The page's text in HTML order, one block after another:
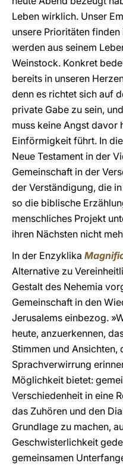
Leben wirklich. Unser
unsere Prioritäten
werden aus seinem
Weinstock. Konkret
bereits in unseren
denn es richtet sich auf
private Gabe zu sein,
muss keine Angst davor
Einförmigkeit führt. In
Neue Testament in der
Gemeinschaft in der
der Verständigung, die
so die biblische
menschliches Projekt
ihren Nächsten nicht
In der Enzyklika
Alternative zu
Gestalt des Nehemia
Gemeinschaft in den
Jerusalems einbezog.
heute, anzuerkennen,
Stimmen und Ansichten,
Sprachverwirrung
Möglichkeit bietet:
Verschiedenheit in eine
das Zuhören und den
Grundlage zu machen,
Geschwisterlichkeit
gemeinsamen